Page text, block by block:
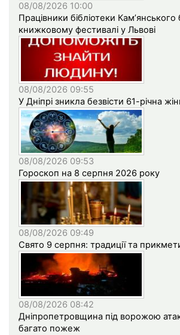
08/08/2026 10:00
Працівники бібліотеки
книжковому фестивалі у Львові
08/08/2026 09:55
У Дніпрі зникла безвісти 61-річна
08/08/2026 09:53
Гороскоп на 8 серпня 2026 року
08/08/2026 09:49
Свято 9 серпня: традиції та
08/08/2026 08:42
Дніпропетровщина під ворожою
багато пожеж